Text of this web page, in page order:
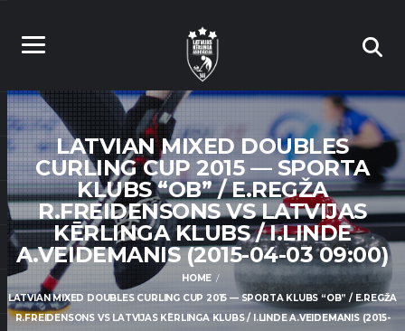
LATVIAN MIXED DOUBLES
CURLING CUP 2015 — SPORTA
KLUBS “OB” / E.REGŽA
R.FREIDENSONS VS LATVIJAS
KĒRLINGA KLUBS / I.LINDE
A.VEIDEMANIS (2015-04-03 09:00)
HOME
LATVIAN MIXED DOUBLES CURLING CUP 2015 — SPORTA KLUBS “OB” / E.REGŽA
R.FREIDENSONS VS LATVIJAS KĒRLINGA KLUBS / I.LINDE A.VEIDEMANIS (2015-